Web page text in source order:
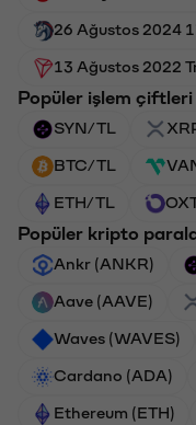
26 Ağustos 2024
13 Ağustos 2022
Popüler işlem çiftleri
SYN/TL
BTC/TL
ETH/TL
Popüler kripto
Ankr (ANKR)
Aave (AAVE)
Waves (WAVES)
Cardano (ADA)
Ethereum (ETH)